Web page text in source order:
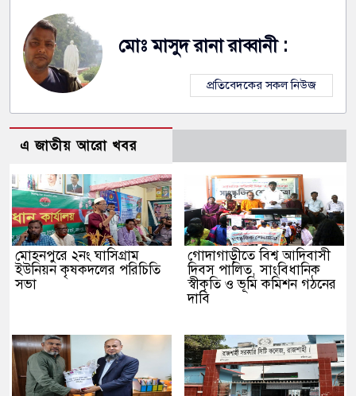
মোঃ মাসুদ রানা রাব্বানী :
প্রতিবেদকের সকল নিউজ
এ জাতীয় আরো খবর
মোহনপুরে ২নং ঘাসিগ্রাম
ইউনিয়ন কৃষকদলের পরিচিতি
সভা
গোদাগাড়ীতে বিশ্ব আদিবাসী
দিবস পালিত, সাংবিধানিক
স্বীকৃতি ও ভূমি কমিশন গঠনের
দাবি